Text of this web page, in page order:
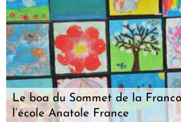
Le boa du Sommet de la
l’école Anatole France